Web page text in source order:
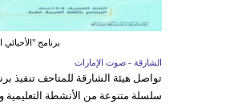
برنامج
الشارقة - صوت الإمارات
سلسلة متنوعة من الأنشطة التعليمية